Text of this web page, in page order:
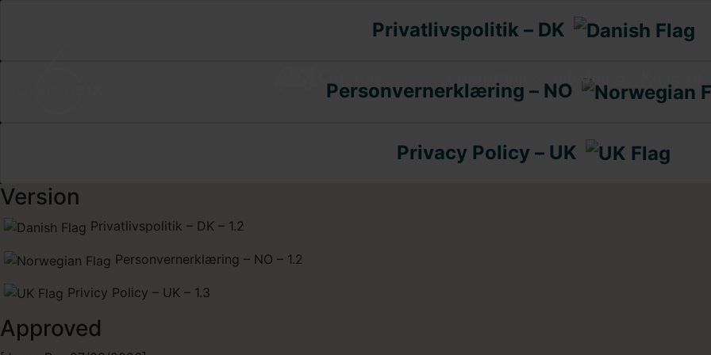
Inspiration & anledning
Privatlivspolitik – DK
Personvernerklæring – NO
Privacy Policy – UK
Version
Privatlivspolitik – DK – 1.2
Personvernerklæring – NO – 1.2
Privicy Policy – UK – 1.3
Approved